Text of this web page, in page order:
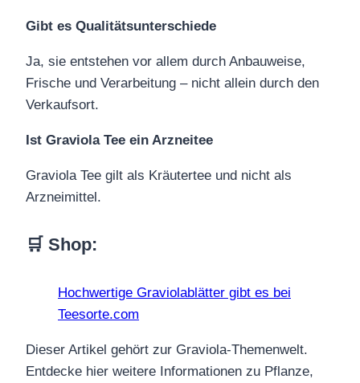
Gibt es Qualitätsunterschiede
Ja, sie entstehen vor allem durch Anbauweise,
Frische und Verarbeitung – nicht allein durch den
Verkaufsort.
Ist Graviola Tee ein Arzneitee
Graviola Tee gilt als Kräutertee und nicht als
Arzneimittel.
🛒 Shop:
Hochwertige Graviolablätter gibt es bei
Teesorte.com
Dieser Artikel gehört zur Graviola-Themenwelt.
Entdecke hier weitere Informationen zu Pflanze,